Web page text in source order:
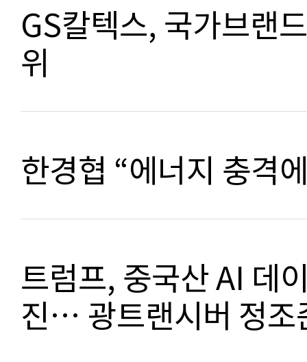
GS칼텍스, 국가브랜
위
한경협 “에너지 충격
트럼프, 중국산 AI 데
진… 광트랜시버 정조